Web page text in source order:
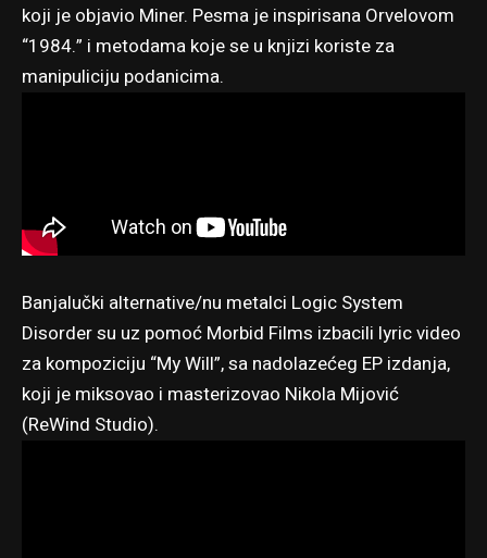
koji je objavio Miner. Pesma je inspirisana Orvelovom
“1984.” i metodama koje se u knjizi koriste za
manipuliciju podanicima.
Banjalučki alternative/nu metalci Logic System
Disorder su uz pomoć Morbid Films izbacili lyric video
za kompoziciju “My Will”, sa nadolazećeg EP izdanja,
koji je miksovao i masterizovao Nikola Mijović
(ReWind Studio).